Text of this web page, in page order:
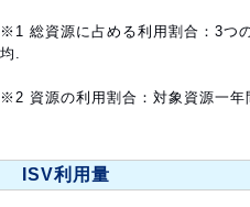
※1 総資源に占める利用割合：3つ
均.
※2 資源の利用割合：対象資源一年
ISV利用量